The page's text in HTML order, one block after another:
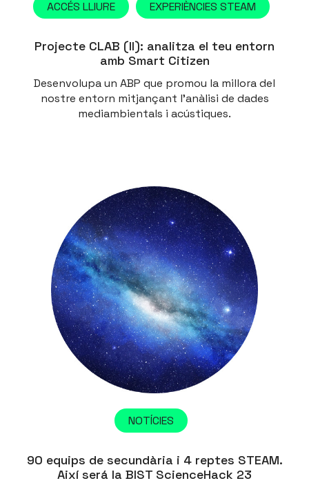
ACCÉS LLIURE EXPERIÈNCIES STEAM
Projecte CLAB (II): analitza el teu entorn
amb Smart Citizen
Desenvolupa un ABP que promou la millora del
nostre entorn mitjançant l'anàlisi de dades
mediambientals i acústiques.
NOTÍCIES
90 equips de secundària i 4 reptes STEAM.
Així será la BIST ScienceHack 23